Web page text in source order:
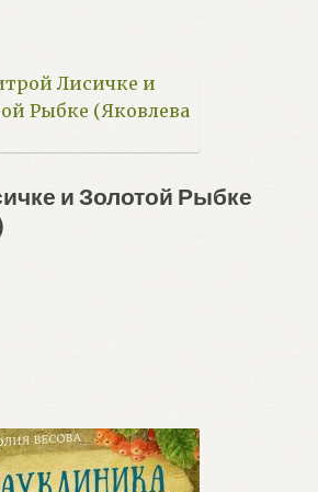
и Золотой Рыбке